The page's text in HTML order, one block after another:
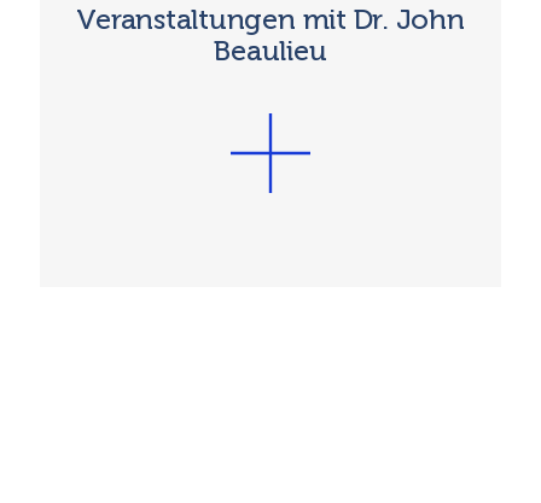
Veranstaltungen mit Dr. John
Beaulieu